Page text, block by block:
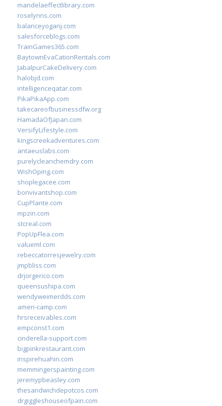
mandelaeffectlibrary.com
roselynns.com
balanceyoganj.com
salesforceblogs.com
TrainGames365.com
BaytownEvaCationRentals.com
JabalpurCakeDelivery.com
halobjd.com
intelligenceqatar.com
PikaPikaApp.com
takecareofbusinessdfw.org
HamadaOfJapan.com
VersifyLifestyle.com
kingscreekadventures.com
antaeuslabs.com
purelycleanchemdry.com
WishOping.com
shoplegacee.com
bonvivantshop.com
CupPlante.com
mpzin.com
stcreal.com
PopUpFlea.com
valueml.com
rebeccatorresjewelry.com
jmpbliss.com
drjorgerico.com
queensushipa.com
wendyweimerdds.com
ameri-camp.com
hrsreceivables.com
empconst1.com
cinderella-support.com
bigpinkrestaurant.com
inspirehuahin.com
memmingerspainting.com
jeremypbeasley.com
thesandwichdepotcos.com
drgiggleshouseofpain.com